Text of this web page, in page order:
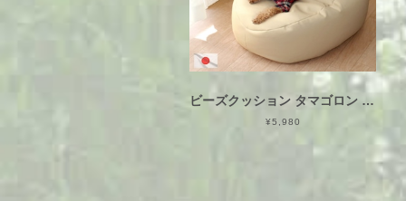
ビーズクッション タマゴロン レザー素材 日本製 空気抜け金具でフィット感UP 撥水 ペットベッド ビーズソファ
¥5,980